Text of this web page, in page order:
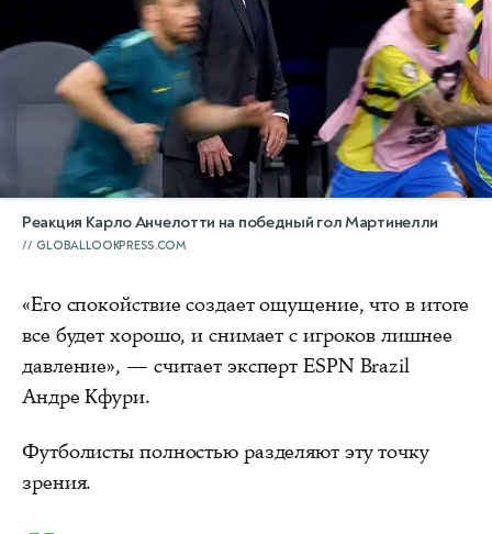
Реакция Карло Анчелотти на победный гол Мартинелли
GLOBALLOOKPRESS.COM
«Его спокойствие создает ощущение, что в итоге
все будет хорошо, и снимает с игроков лишнее
давление», — считает эксперт ESPN Brazil
Андре Кфури.
Футболисты полностью разделяют эту точку
зрения.